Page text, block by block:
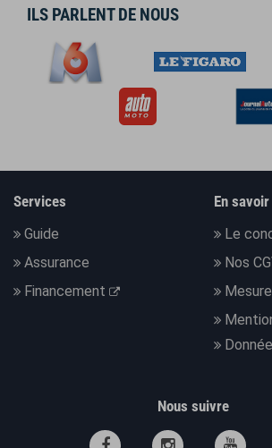
ILS PARLENT DE NOUS
Services
Guide
Assurance
Financement
En
Le
Nos
Nous suivre